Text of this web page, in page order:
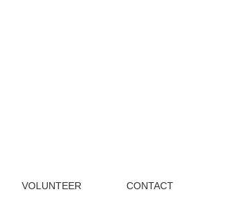
VOLUNTEER CONTACT